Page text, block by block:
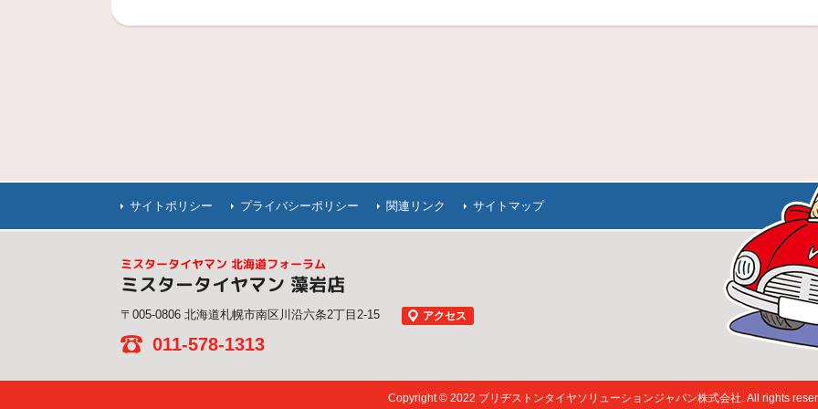
サイトポリシー プライバシーポリシー 関連リンク サイトマップ
ミスタータイヤマン 北海道フォーラム
ミスタータイヤマン 藻岩店
〒005-0806 北海道札幌市南区川沿六条2丁目2-15 アクセス
011-578-1313
Copyright © 2022 ブリヂストンタイヤソリューションジャパン株式会社. All rights